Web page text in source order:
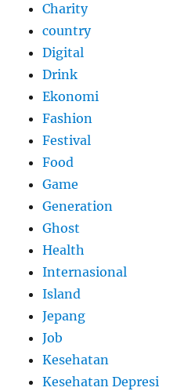
Charity
country
Digital
Drink
Ekonomi
Fashion
Festival
Food
Game
Generation
Ghost
Health
Internasional
Island
Jepang
Job
Kesehatan
Kesehatan Depresi